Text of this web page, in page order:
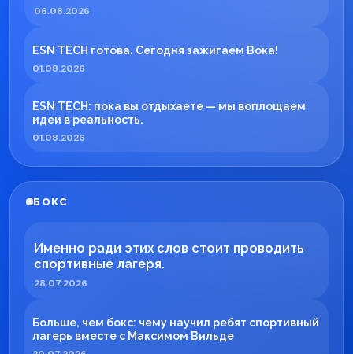
06.08.2026
ESN TECH готова. Сегодня зажигаем Вока!
01.08.2026
ESN TECH: пока вы отдыхаете — мы воплощаем
идеи в реальность.
01.08.2026
БОКС
Именно ради этих слов стоит проводить
спортивные лагеря.
28.07.2026
Больше, чем бокс: чему научил ребят спортивный
лагерь вместе с Максимом Вильде